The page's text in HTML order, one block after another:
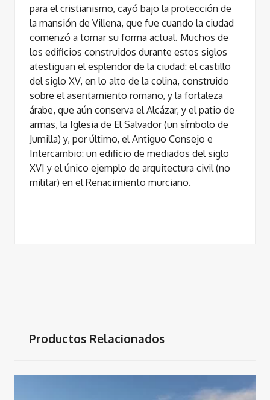
para el cristianismo, cayó bajo la protección de
la mansión de Villena, que fue cuando la ciudad
comenzó a tomar su forma actual. Muchos de
los edificios construidos durante estos siglos
atestiguan el esplendor de la ciudad: el castillo
del siglo XV, en lo alto de la colina, construido
sobre el asentamiento romano, y la fortaleza
árabe, que aún conserva el Alcázar, y el patio de
armas, la Iglesia de El Salvador (un símbolo de
Jumilla) y, por último, el Antiguo Consejo e
Intercambio: un edificio de mediados del siglo
XVI y el único ejemplo de arquitectura civil (no
militar) en el Renacimiento murciano.
Productos Relacionados